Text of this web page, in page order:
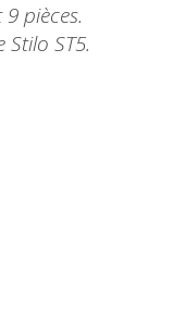
pièces.
ST5.